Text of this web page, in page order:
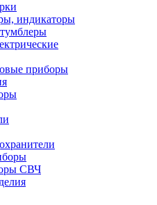
индикаторы
приборы
СВЧ